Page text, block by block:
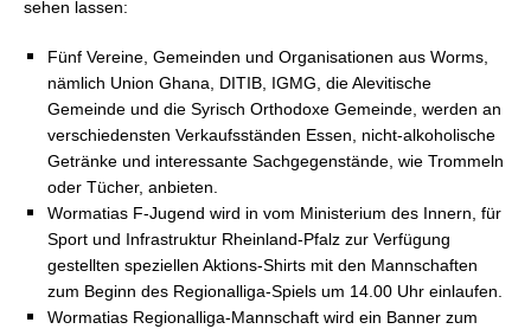
sehen lassen:
Fünf Vereine, Gemeinden und Organisationen aus Worms,
nämlich Union Ghana, DITIB, IGMG, die Alevitische
Gemeinde und die Syrisch Orthodoxe Gemeinde, werden an
verschiedensten Verkaufsständen Essen, nicht-alkoholische
Getränke und interessante Sachgegenstände, wie Trommeln
oder Tücher, anbieten.
Wormatias F-Jugend wird in vom Ministerium des Innern, für
Sport und Infrastruktur Rheinland-Pfalz zur Verfügung
gestellten speziellen Aktions-Shirts mit den Mannschaften
zum Beginn des Regionalliga-Spiels um 14.00 Uhr einlaufen.
Wormatias Regionalliga-Mannschaft wird ein Banner zum